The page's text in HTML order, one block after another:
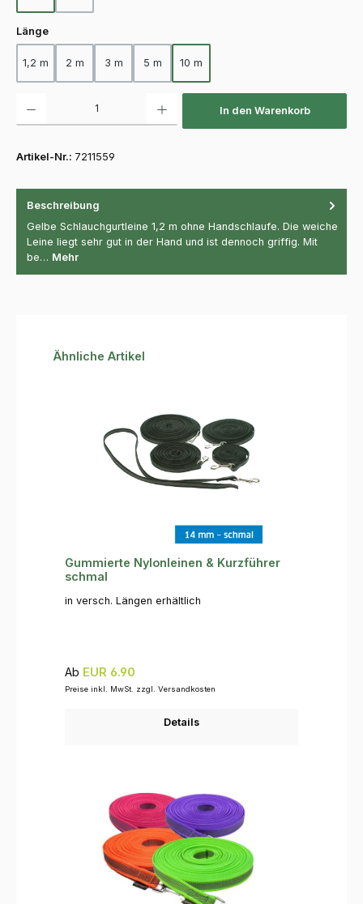
Längeauswählen
1,2 m 2 m 3 m 5 m 10 m
In den Warenkorb
Artikel-Nr.: 7211559
Beschreibung
Gelbe Schlauchgurtleine 1,2 m ohne Handschlaufe. Die weiche
Leine liegt sehr gut in der Hand und ist dennoch griffig. Mit
be… Mehr
Produktgalerie überspringen
Ähnliche Artikel
Gummierte Nylonleinen & Kurzführer
schmal
in versch. Längen erhältlich
Regulärer Preis:
Ab EUR 6.90
Preise inkl. MwSt. zzgl. Versandkosten
Details